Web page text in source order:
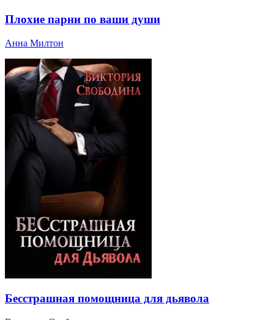
Плохие парни по ваши души
Анна Милтон
Бесстрашная помощница для дьявола